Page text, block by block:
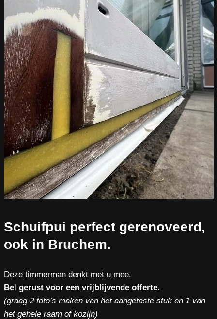
Schuifpui perfect gerenoveerd,
ook in Bruchem.
Deze timmerman denkt met u mee.
Bel gerust voor een vrijblijvende offerte.
(graag 2 foto’s maken van het aangetaste stuk en 1 van
het gehele raam of kozijn)